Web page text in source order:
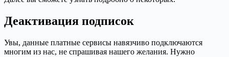
Деактивация подписок
Увы, данные платные сервисы навязчиво подключаются
многим из нас, не спрашивая нашего желания. Нужно